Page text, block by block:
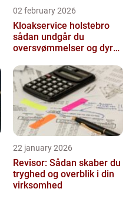
02 february 2026
Kloakservice holstebro
sådan undgår du
oversvømmelser og dyre
22 january 2026
Revisor: Sådan skaber du
tryghed og overblik i din
virksomhed